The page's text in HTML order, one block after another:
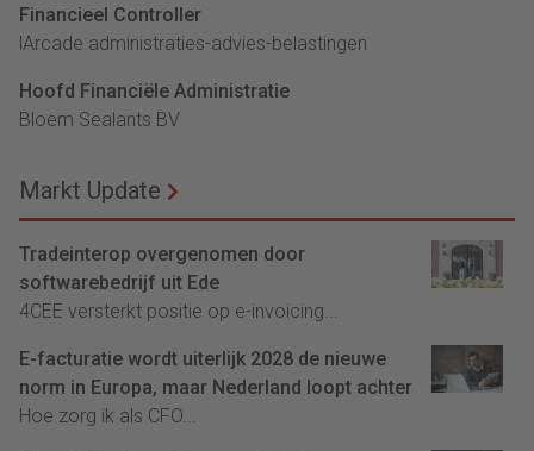
Financieel Controller
lArcade administraties-advies-belastingen
Hoofd Financiële Administratie
Bloem Sealants BV
Markt Update
Tradeinterop overgenomen door
softwarebedrijf uit Ede
4CEE versterkt positie op e-invoicing...
E-facturatie wordt uiterlijk 2028 de nieuwe
norm in Europa, maar Nederland loopt achter
Hoe zorg ik als CFO...